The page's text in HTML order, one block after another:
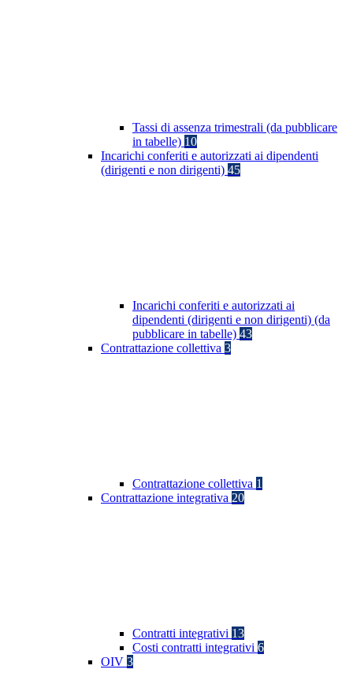
Tassi di assenza trimestrali (da pubblicare
in tabelle) 10
Incarichi conferiti e autorizzati ai dipendenti
(dirigenti e non dirigenti) 45
Incarichi conferiti e autorizzati ai
dipendenti (dirigenti e non dirigenti) (da
pubblicare in tabelle) 43
Contrattazione collettiva 3
Contrattazione collettiva 1
Contrattazione integrativa 20
Contratti integrativi 13
Costi contratti integrativi 6
OIV 3